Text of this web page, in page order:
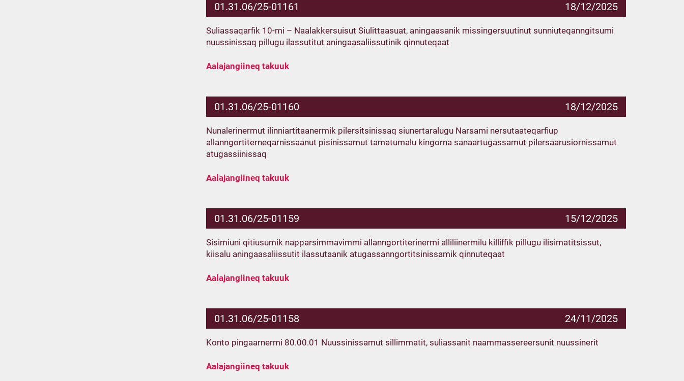
01.31.06/25-01161 18/12/2025
Suliassaqarfik 10-mi – Naalakkersuisut Siulittaasuat, aningaasanik missingersuutinut sunniuteqanngitsumi
nuussinissaq pillugu ilassutitut aningaasaliissutinik qinnuteqaat
Aalajangiineq takuuk
01.31.06/25-01160 18/12/2025
Nunalerinermut ilinniartitaanermik pilersitsinissaq siunertaralugu Narsami nersutaateqarfiup
allanngortiterneqarnissaanut pisinissamut tamatumalu kingorna sanaartugassamut pilersaarusiornissamut
atugassiinissaq
Aalajangiineq takuuk
01.31.06/25-01159 15/12/2025
Sisimiuni qitiusumik napparsimmavimmi allanngortiterinermi alliliinermilu killiffik pillugu ilisimatitsissut,
kiisalu aningaasaliissutit ilassutaanik atugassanngortitsinissamik qinnuteqaat
Aalajangiineq takuuk
01.31.06/25-01158 24/11/2025
Konto pingaarnermi 80.00.01 Nuussinissamut sillimmatit, suliassanit naammassereersunit nuussinerit
Aalajangiineq takuuk